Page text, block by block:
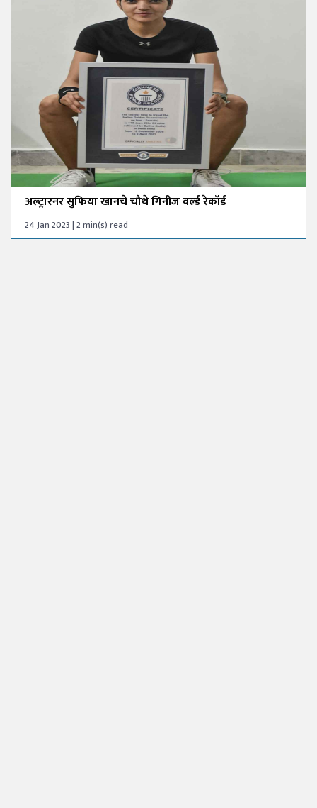
अल्ट्रारनर सुफिया खानचे चौथे गिनीज वर्ल्ड रेकॉर्ड
24 Jan 2023 | 2 min(s) read